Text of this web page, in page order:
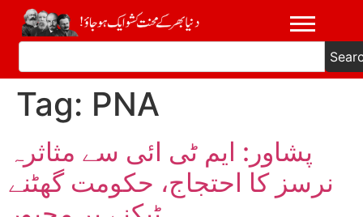
Tag: PNA
پشاور: ایم ٹی ائی سے مثاثرہ
نرسز کا احتجاج، حکومت گھٹنے